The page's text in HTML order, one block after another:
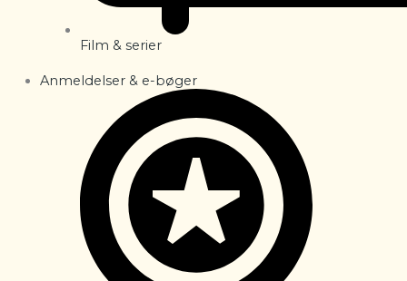
Film & serier
Anmeldelser & e-bøger